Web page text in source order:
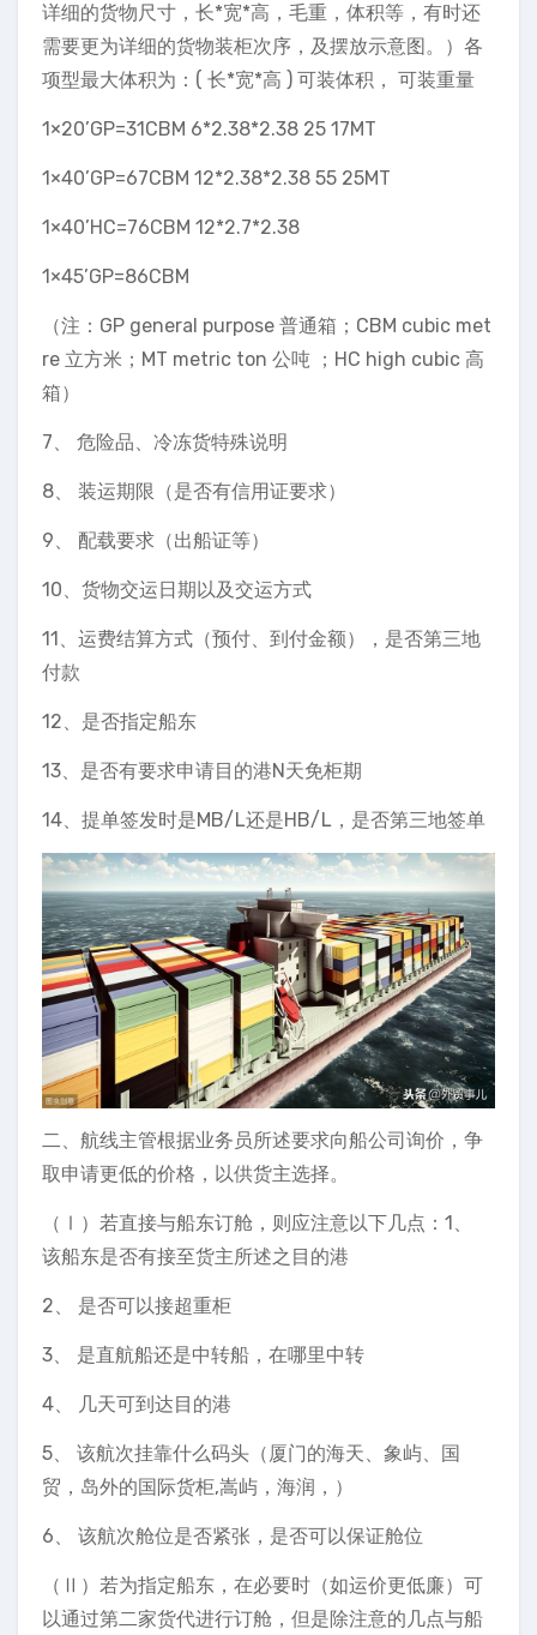
详细的货物尺寸，长*宽*高，毛重，体积等，有时还
需要更为详细的货物装柜次序，及摆放示意图。）各
项型最大体积为：( 长*宽*高 ) 可装体积， 可装重量
1×20’GP=31CBM 6*2.38*2.38 25 17MT
1×40’GP=67CBM 12*2.38*2.38 55 25MT
1×40’HC=76CBM 12*2.7*2.38
1×45’GP=86CBM
（注：GP general purpose 普通箱；CBM cubic met
re 立方米；MT metric ton 公吨 ；HC high cubic 高
箱）
7、 危险品、冷冻货特殊说明
8、 装运期限（是否有信用证要求）
9、 配载要求（出船证等）
10、货物交运日期以及交运方式
11、运费结算方式（预付、到付金额），是否第三地
付款
12、是否指定船东
13、是否有要求申请目的港N天免柜期
14、提单签发时是MB/L还是HB/L，是否第三地签单
二、航线主管根据业务员所述要求向船公司询价，争
取申请更低的价格，以供货主选择。
（Ⅰ）若直接与船东订舱，则应注意以下几点：1、
该船东是否有接至货主所述之目的港
2、 是否可以接超重柜
3、 是直航船还是中转船，在哪里中转
4、 几天可到达目的港
5、 该航次挂靠什么码头（厦门的海天、象屿、国
贸，岛外的国际货柜,嵩屿，海润，）
6、 该航次舱位是否紧张，是否可以保证舱位
（Ⅱ）若为指定船东，在必要时（如运价更低廉）可
以通过第二家货代进行订舱，但是除注意的几点与船